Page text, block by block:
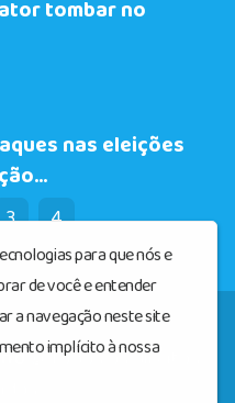
tombar no
nas eleições
3 4
para que nós e
de você e entender
a navegação neste site
implícito à nossa
© Todos os direitos